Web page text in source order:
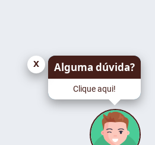
Alguma dúvida?
Clique aqui!
x